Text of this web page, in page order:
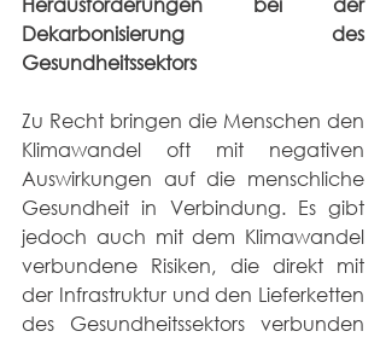
Dekarbonisierung des
Gesundheitssektors
Zu Recht bringen die Menschen den
Klimawandel oft mit negativen
Auswirkungen auf die menschliche
Gesundheit in Verbindung. Es gibt
jedoch auch mit dem Klimawandel
verbundene Risiken, die direkt mit
der Infrastruktur und den Lieferketten
des Gesundheitssektors verbunden